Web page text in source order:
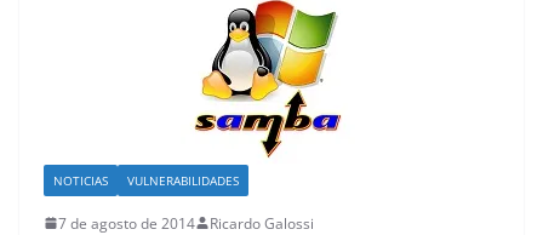
NOTICIAS VULNERABILIDADES
7 de agosto de 2014 Ricardo Galossi